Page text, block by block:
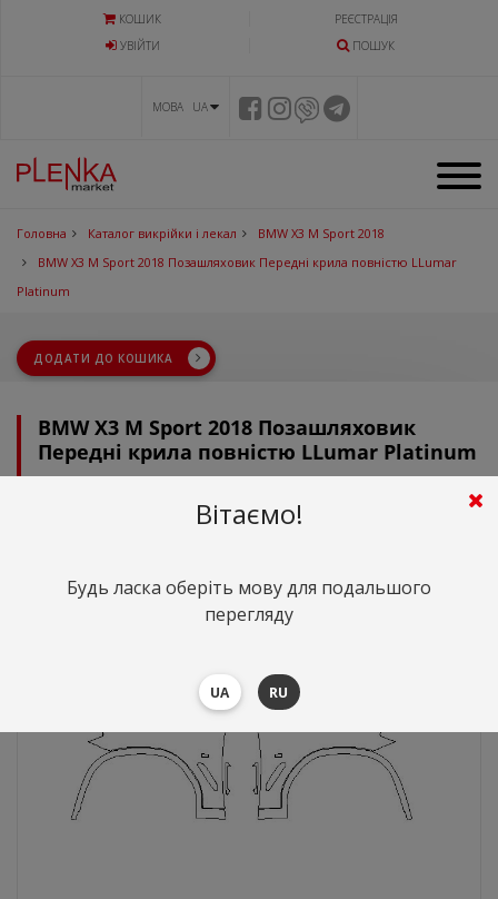
КОШИК
РЕЄСТРАЦІЯ
УВIЙТИ
ПОШУК
МОВА UA
Головна Каталог викрійки і лекал
BMW X3 M Sport 2018
BMW X3 M Sport 2018 Позашляховик Передні крила повністю LLumar
Platinum
ДОДАТИ ДО КОШИКА
BMW X3 M Sport 2018 Позашляховик
Передні крила повністю LLumar Platinum
грн.($215.62)
Вітаємо!
Будь ласка оберіть мову для подальшого
перегляду
UA RU